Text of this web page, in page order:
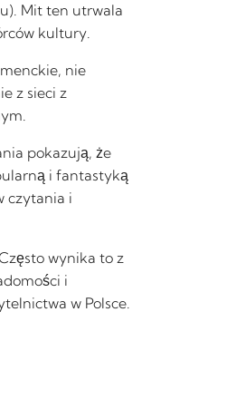
Mit ten utrwala
kultury.
nie
z sieci z
pokazują, że
i fantastyką
czytania i
wynika to z
i
w Polsce.